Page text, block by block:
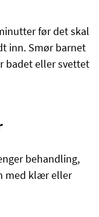
før det skal
inn. Smør barnet
badet eller svettet
behandling,
med klær eller